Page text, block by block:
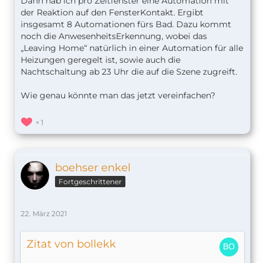
der Reaktion auf den FensterKontakt. Ergibt
insgesamt 8 Automationen fürs Bad. Dazu kommt
noch die AnwesenheitsErkennung, wobei das
„Leaving Home“ natürlich in einer Automation für alle
Heizungen geregelt ist, sowie auch die
Nachtschaltung ab 23 Uhr die auf die Szene zugreift.
Wie genau könnte man das jetzt vereinfachen?
1
boehser enkel
Fortgeschrittener
22. März 2021
Zitat von bollekk